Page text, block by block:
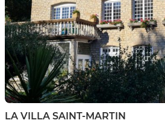
LA VILLA SAINT-MARTIN